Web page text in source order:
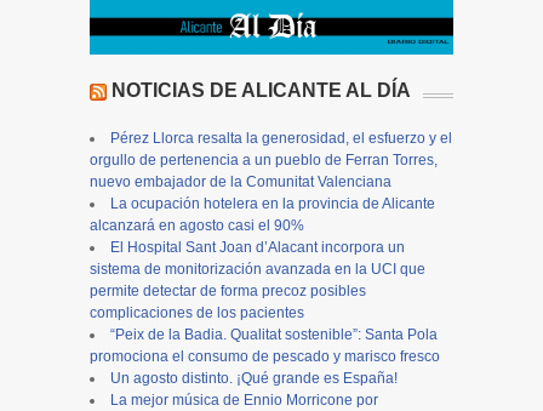
NOTICIAS DE ALICANTE AL DÍA
Pérez Llorca resalta la generosidad, el esfuerzo y el
orgullo de pertenencia a un pueblo de Ferran Torres,
nuevo embajador de la Comunitat Valenciana
La ocupación hotelera en la provincia de Alicante
alcanzará en agosto casi el 90%
El Hospital Sant Joan d’Alacant incorpora un
sistema de monitorización avanzada en la UCI que
permite detectar de forma precoz posibles
complicaciones de los pacientes
“Peix de la Badia. Qualitat sostenible”: Santa Pola
promociona el consumo de pescado y marisco fresco
Un agosto distinto. ¡Qué grande es España!
La mejor música de Ennio Morricone por